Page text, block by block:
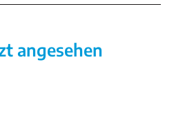
angesehen